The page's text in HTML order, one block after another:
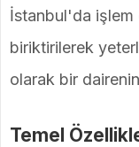
İstanbul'da işlem
biriktirilerek
olarak bir
Temel